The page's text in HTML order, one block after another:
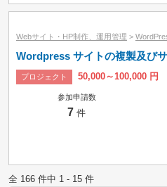
Webサイト・HP制作、運用管理 >
Wordpress サイトの複製及び
プロジェクト 50,000～100,000 円
参加申請数
7 件
全 166 件中 1 - 15 件